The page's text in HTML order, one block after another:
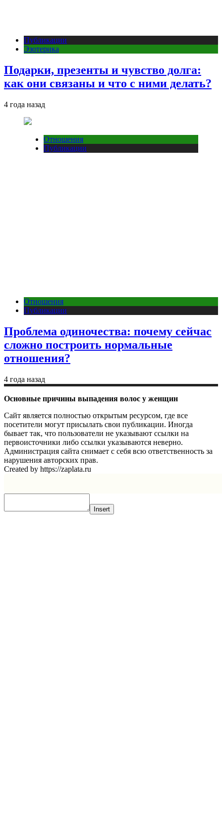
Публикации
Эзотерика
Подарки, презенты и чувство долга:
как они связаны и что с ними делать?
4 года назад
Отношения
Публикации
Отношения
Публикации
Проблема одиночества: почему сейчас
сложно построить нормальные
отношения?
4 года назад
Основные причины выпадения волос у женщин
Сайт является полностью открытым ресурсом, где все
посетители могут присылать свои публикации. Иногда
бывает так, что пользователи не указывают ссылки на
первоисточники либо ссылки указываются неверно.
Администрация сайта снимает с себя всю ответственность за
нарушения авторских прав.
Created by https://zaplata.ru
Insert